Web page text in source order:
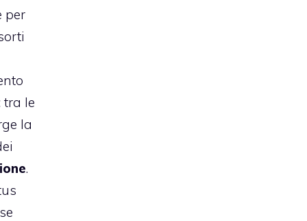
per
tra le
la
.